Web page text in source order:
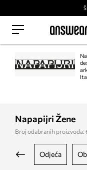
Napapijri Žene
Broj odabranih proizvoda:
odjeća